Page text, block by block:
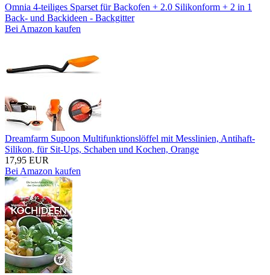
Omnia 4-teiliges Sparset für Backofen + 2.0 Silikonform + 2 in 1
Back- und Backideen - Backgitter
Bei Amazon kaufen
Dreamfarm Supoon Multifunktionslöffel mit Messlinien, Antihaft-
Silikon, für Sit-Ups, Schaben und Kochen, Orange
17,95 EUR
Bei Amazon kaufen